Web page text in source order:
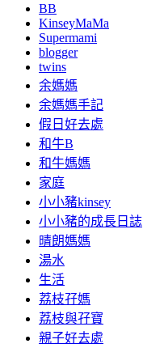
BB
KinseyMaMa
Supermami
blogger
twins
余媽媽
余媽媽手記
假日好去處
和牛B
和牛媽媽
家庭
小小豬kinsey
小小豬的成長日誌
晴朗媽媽
湯水
生活
荔枝孖媽
荔枝與孖寶
親子好去處